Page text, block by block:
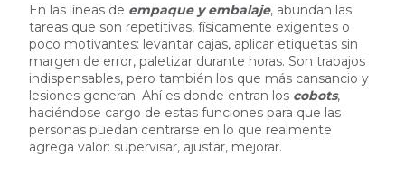
En las líneas de empaque y embalaje, abundan las
tareas que son repetitivas, físicamente exigentes o
poco motivantes: levantar cajas, aplicar etiquetas sin
margen de error, paletizar durante horas. Son trabajos
indispensables, pero también los que más cansancio y
lesiones generan. Ahí es donde entran los cobots,
haciéndose cargo de estas funciones para que las
personas puedan centrarse en lo que realmente
agrega valor: supervisar, ajustar, mejorar.